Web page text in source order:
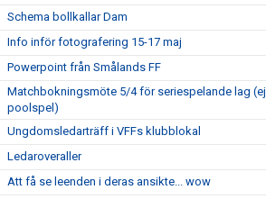
Schema bollkallar Dam
Info inför fotografering 15-17 maj
Powerpoint från Smålands FF
Matchbokningsmöte 5/4 för seriespelande lag (ej
poolspel)
Ungdomsledarträff i VFFs klubblokal
Ledaroveraller
Att få se leenden i deras ansikte... wow